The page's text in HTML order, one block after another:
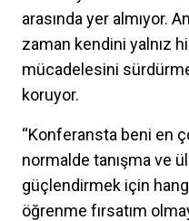
arasında yer almıyor.
zaman kendini yalnız
mücadelesini sürdürme
koruyor.
“Konferansta beni en
normalde tanışma ve
güçlendirmek için
öğrenme fırsatım